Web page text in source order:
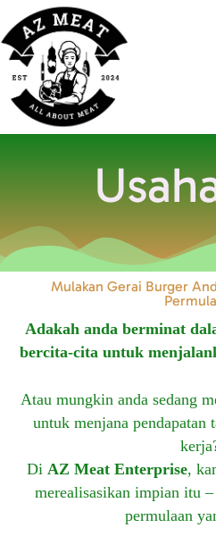
Mulakan Gerai Burger
Adakah anda berminat
bercita-cita untuk
Atau mungkin anda sedang
untuk menjana pendapatan
Di AZ Meat Enterprise,
merealisasikan impian itu
permulaan